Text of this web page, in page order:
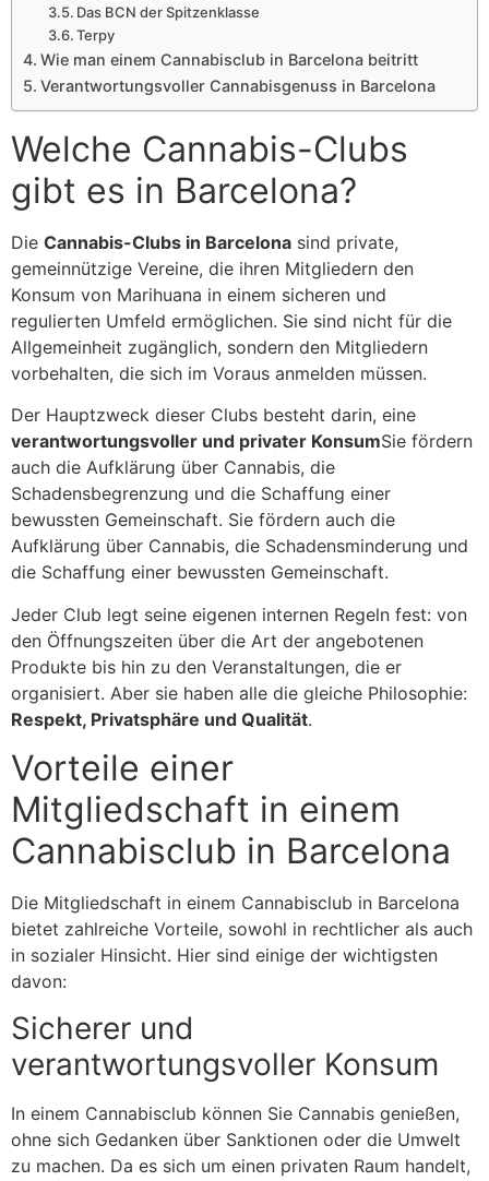
Das BCN der Spitzenklasse
Terpy
Wie man einem Cannabisclub in Barcelona beitritt
Verantwortungsvoller Cannabisgenuss in Barcelona
Welche Cannabis-Clubs
gibt es in Barcelona?
Die Cannabis-Clubs in Barcelona sind private,
gemeinnützige Vereine, die ihren Mitgliedern den
Konsum von Marihuana in einem sicheren und
regulierten Umfeld ermöglichen. Sie sind nicht für die
Allgemeinheit zugänglich, sondern den Mitgliedern
vorbehalten, die sich im Voraus anmelden müssen.
Der Hauptzweck dieser Clubs besteht darin, eine
verantwortungsvoller und privater KonsumSie fördern
auch die Aufklärung über Cannabis, die
Schadensbegrenzung und die Schaffung einer
bewussten Gemeinschaft. Sie fördern auch die
Aufklärung über Cannabis, die Schadensminderung und
die Schaffung einer bewussten Gemeinschaft.
Jeder Club legt seine eigenen internen Regeln fest: von
den Öffnungszeiten über die Art der angebotenen
Produkte bis hin zu den Veranstaltungen, die er
organisiert. Aber sie haben alle die gleiche Philosophie:
Respekt, Privatsphäre und Qualität.
Vorteile einer
Mitgliedschaft in einem
Cannabisclub in Barcelona
Die Mitgliedschaft in einem Cannabisclub in Barcelona
bietet zahlreiche Vorteile, sowohl in rechtlicher als auch
in sozialer Hinsicht. Hier sind einige der wichtigsten
davon:
Sicherer und
verantwortungsvoller Konsum
In einem Cannabisclub können Sie Cannabis genießen,
ohne sich Gedanken über Sanktionen oder die Umwelt
zu machen. Da es sich um einen privaten Raum handelt,